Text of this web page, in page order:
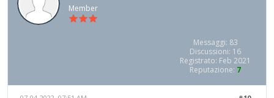
Member
Messaggi: 83
Discussioni: 16
Registrato: Feb 2021
Reputazione: 7